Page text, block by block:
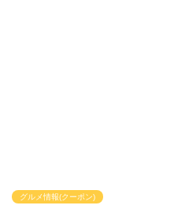
グルメ情報(クーポン)